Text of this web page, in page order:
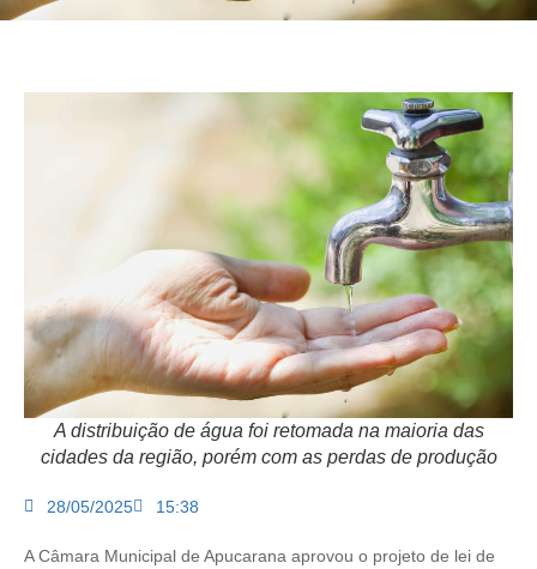
A distribuição de água foi retomada na maioria das
cidades da região, porém com as perdas de produção
28/05/2025 15:38
A Câmara Municipal de Apucarana aprovou o projeto de lei de